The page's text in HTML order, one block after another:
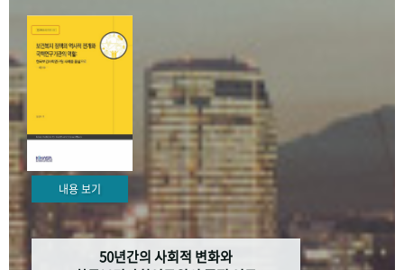
성과 50선 숫자로 보는 50년
세계와 함께 한 KIHASA
VR 역사관
내용 보기
50년간의 사회적 변화와